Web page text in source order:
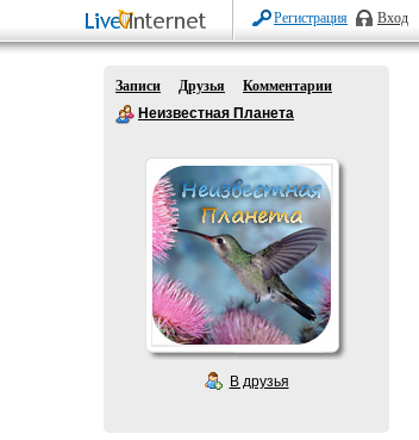
Регистрация Вход
Записи Друзья
Комментарии
Неизвестная Планета
В друзья